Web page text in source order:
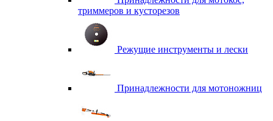
триммеров и кусторезов
Режущие инструменты и лески
Принадлежности для мотоножниц